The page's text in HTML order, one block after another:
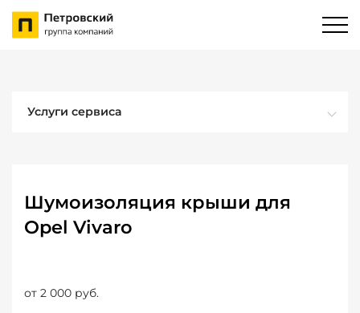
Услуги сервиса
Шумоизоляция крыши для
Opel Vivaro
от 2 000 руб.